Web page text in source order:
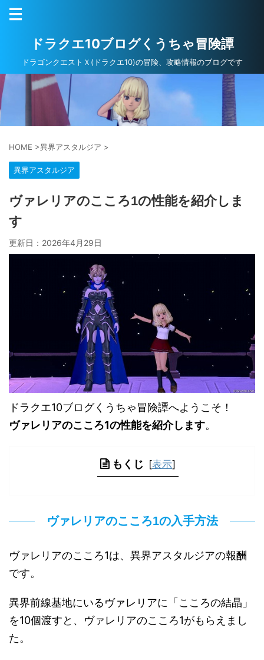
ドラクエ10ブログくうちゃ冒険譚
ドラゴンクエストＸ(ドラクエ10)の冒険、攻略情報のブログです
HOME >異界アスタルジア >
異界アスタルジア
ヴァレリアのこころ1の性能を紹介しま
す
更新日： 2026年4月29日
ドラクエ10ブログくうちゃ冒険譚へようこそ！
ヴァレリアのこころ1の性能を紹介します。
もくじ [表示]
ヴァレリアのこころ1の入手方法
ヴァレリアのこころ1は、異界アスタルジアの報酬
です。
異界前線基地にいるヴァレリアに「こころの結晶」
を10個渡すと、ヴァレリアのこころ1がもらえまし
た。